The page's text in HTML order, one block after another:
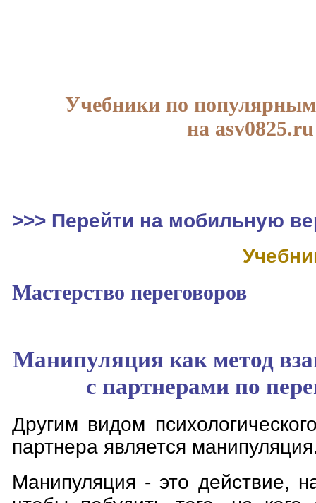
Учебники по
на asv0825.ru
>>> Перейти на мобильную
Мастерство переговоров
Манипуляция как метод
с партнерами по
Другим видом
партнера является
Манипуляция - это действие,